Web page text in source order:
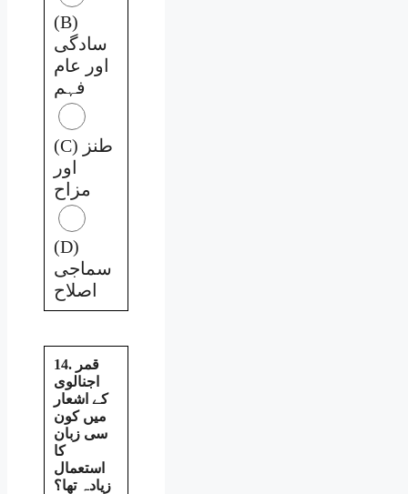
(B)
سادگی
اور عام
فہم
(C) طنز
اور
مزاح
(D)
سماجی
اصلاح
14. قمر
اجنالوی
کے اشعار
میں کون
سی زبان
کا
استعمال
زیادہ تھا؟